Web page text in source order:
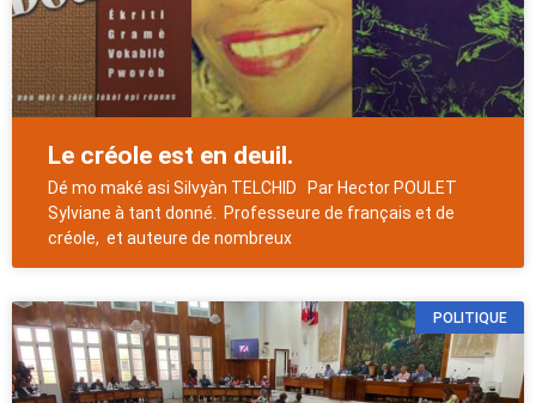
Le créole est en deuil.
Dé mo maké asi Silvyàn TELCHID Par Hector POULET
Sylviane à tant donné. Professeure de français et de
créole, et auteure de nombreux
POLITIQUE